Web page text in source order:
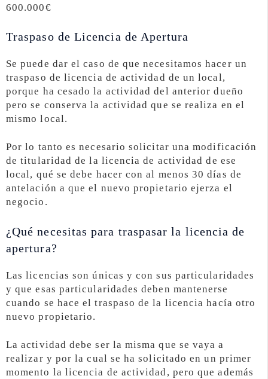
600.000€
Traspaso de Licencia de Apertura
Se puede dar el caso de que necesitamos hacer un
traspaso de licencia de actividad de un local,
porque ha cesado la actividad del anterior dueño
pero se conserva la actividad que se realiza en el
mismo local.
Por lo tanto es necesario solicitar una modificación
de titularidad de la licencia de actividad de ese
local, qué se debe hacer con al menos 30 días de
antelación a que el nuevo propietario ejerza el
negocio.
¿Qué necesitas para traspasar la licencia de
apertura?
Las licencias son únicas y con sus particularidades
y que esas particularidades deben mantenerse
cuando se hace el traspaso de la licencia hacía otro
nuevo propietario.
La actividad debe ser la misma que se vaya a
realizar y por la cual se ha solicitado en un primer
momento la licencia de actividad, pero que además